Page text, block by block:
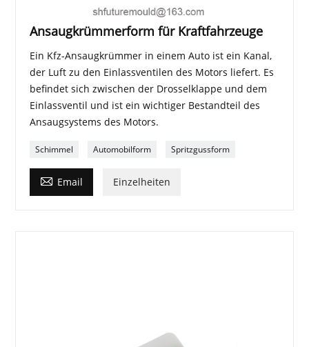
Ansaugkrümmerform für Kraftfahrzeuge
Ein Kfz-Ansaugkrümmer in einem Auto ist ein Kanal,
der Luft zu den Einlassventilen des Motors liefert. Es
befindet sich zwischen der Drosselklappe und dem
Einlassventil und ist ein wichtiger Bestandteil des
Ansaugsystems des Motors.
Schimmel Automobilform Spritzgussform
 Email Einzelheiten